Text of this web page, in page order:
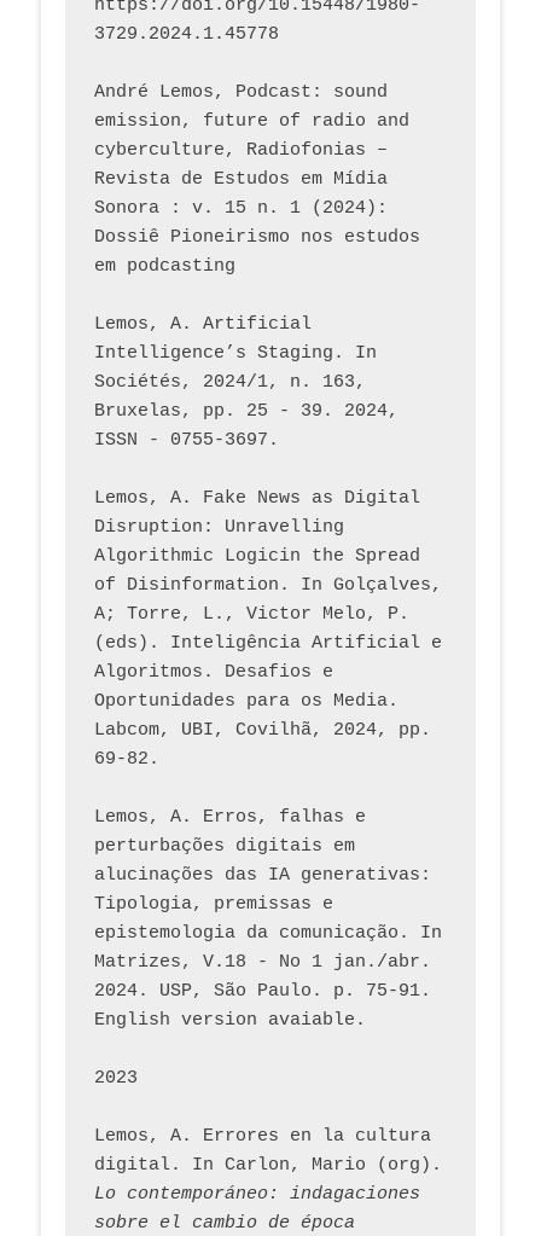
https://doi.org/10.15448/1980-
3729.2024.1.45778
André Lemos, Podcast: sound
emission, future of radio and
cyberculture, Radiofonias –
Revista de Estudos em Mídia
Sonora : v. 15 n. 1 (2024):
Dossiê Pioneirismo nos estudos
em podcasting
Lemos, A. Artificial
Intelligence’s Staging. In
Sociétés, 2024/1, n. 163,
Bruxelas, pp. 25 - 39. 2024,
ISSN - 0755-3697.
Lemos, A. Fake News as Digital
Disruption: Unravelling
Algorithmic Logicin the Spread
of Disinformation. In Golçalves,
A; Torre, L., Victor Melo, P.
(eds). Inteligência Artificial e
Algoritmos. Desafios e
Oportunidades para os Media.
Labcom, UBI, Covilhã, 2024, pp.
69-82.
Lemos, A. Erros, falhas e
perturbações digitais em
alucinações das IA generativas:
Tipologia, premissas e
epistemologia da comunicação. In
Matrizes, V.18 - No 1 jan./abr.
2024. USP, São Paulo. p. 75-91.
English version avaiable.
2023
Lemos, A. Errores en la cultura
Lo contemporáneo: indagaciones
sobre el cambio de época